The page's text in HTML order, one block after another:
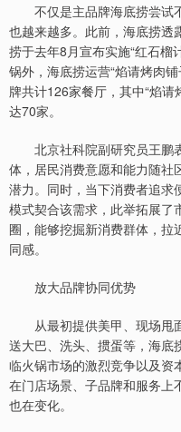
不仅是主品牌海底捞尝试
也越来越多。此前，海底捞透
捞于去年8月宣布实施“红石榴
锅外，海底捞运营“焰请烤肉铺
牌共计126家餐厅，其中“焰
达70家。
北京社科院副研究员王鹏
体，居民消费意愿和能力随社
潜力。同时，当下消费者追求
模式契合该需求，此举拓展了
圈，能够挖掘新消费群体，拉
同感。
放大品牌协同优势
从最初提供美甲、现场甩
送大巴、洗头、掼蛋等，海底
临火锅市场的激烈竞争以及资
在门店场景、子品牌和服务上
也在变化。